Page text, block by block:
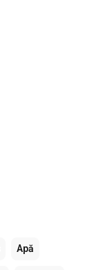
Apă